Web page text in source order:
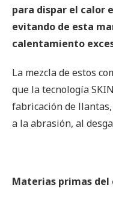
para dispar el calor
evitando de esta
calentamiento
La mezcla de estos
que la tecnología
fabricación de
a la abrasión, al
Materias primas del